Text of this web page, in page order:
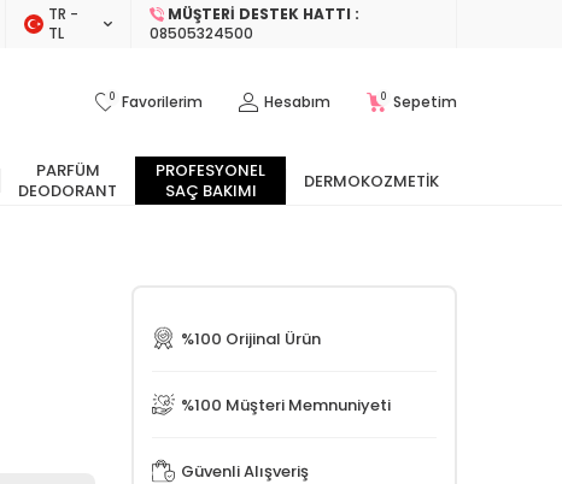
TR −
TL
MÜŞTERI DESTEK HATTI :
08505324500
0 Favorilerim Hesabım 0 Sepetim
PARFÜM
DEODORANT
PROFESYONEL
SAÇ BAKIMI
DERMOKOZMETIK
%100 Orijinal Ürün
%100 Müşteri Memnuniyeti
Güvenli Alışveriş